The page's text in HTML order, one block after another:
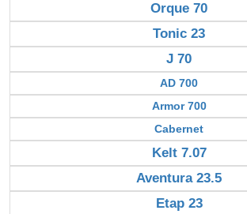
Orque 70
Tonic 23
J 70
AD 700
Armor 700
Cabernet
Kelt 7.07
Aventura 23.5
Etap 23